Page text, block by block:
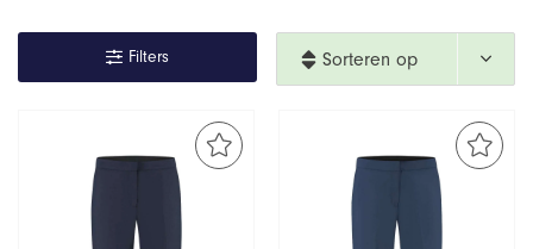
Filters Sorteren op